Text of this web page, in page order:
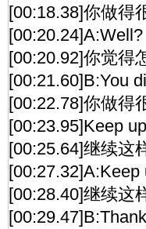
[00:18.38]你做得
[00:20.24]A:Well?
[00:20.92]你觉得
[00:21.60]B:You
[00:22.78]你做得
[00:23.95]Keep
[00:25.64]继续这
[00:27.32]A:Keep
[00:28.40]继续这